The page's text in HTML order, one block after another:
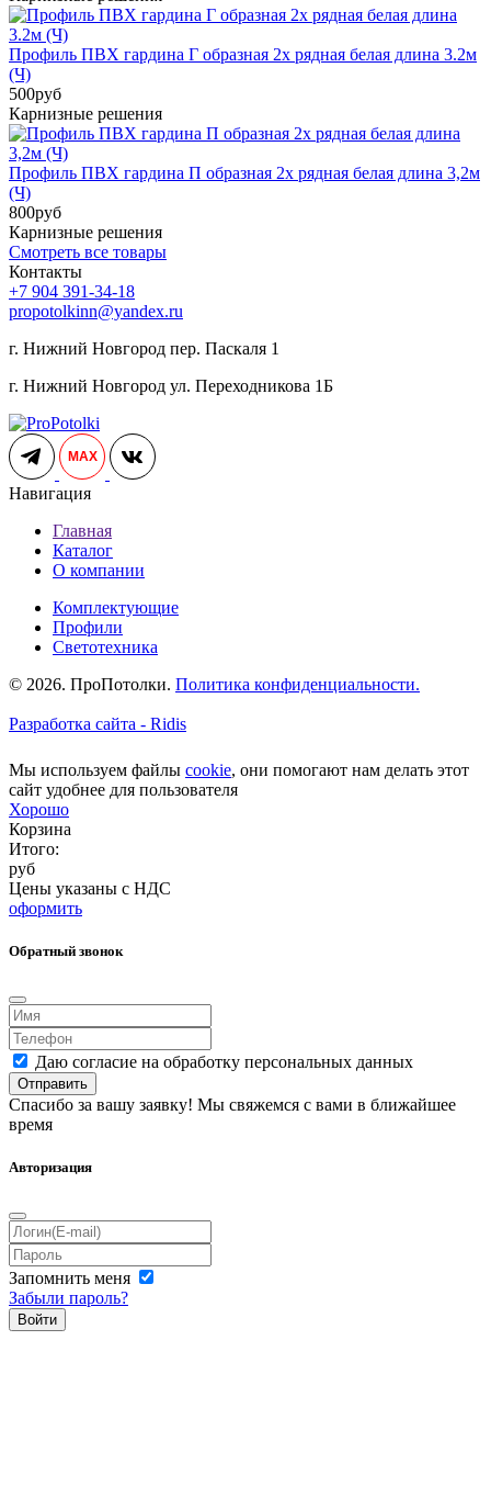
Профиль ПВХ гардина Г образная 2х рядная белая длина 3.2м
(Ч)
500руб
Карнизные решения
Профиль ПВХ гардина П образная 2х рядная белая длина 3,2м
(Ч)
800руб
Карнизные решения
Смотреть все товары
Контакты
+7 904 391-34-18
propotolkinn@yandex.ru
г. Нижний Новгород пер. Паскаля 1
г. Нижний Новгород ул. Переходникова 1Б
MAX
Навигация
Главная
Каталог
О компании
Комплектующие
Профили
Светотехника
© 2026. ПроПотолки. Политика конфиденциальности.
Разработка сайта - Ridis
Мы используем файлы cookie, они помогают нам делать этот
сайт удобнее для пользователя
Хорошо
Корзина
Итого:
руб
Цены указаны с НДС
оформить
Обратный звонок
Даю согласие на обработку персональных данных
Отправить
Спасибо за вашу заявку! Мы свяжемся с вами в ближайшее
время
Авторизация
Запомнить меня
Забыли пароль?
Войти